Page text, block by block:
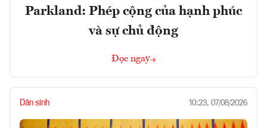
Parkland: Phép cộng của hạnh phúc
và sự chủ động
Đọc ngay
Dân sinh 10:23, 07/08/2026